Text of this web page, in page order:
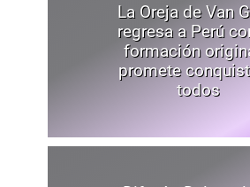
La Oreja de Van
regresa a Perú
formación
promete
todos